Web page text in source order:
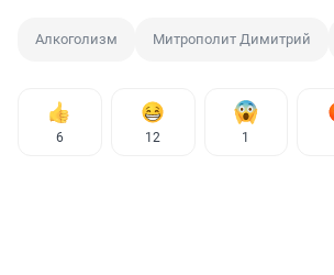
Алкоголизм Митрополит Димитрий
6 12 1